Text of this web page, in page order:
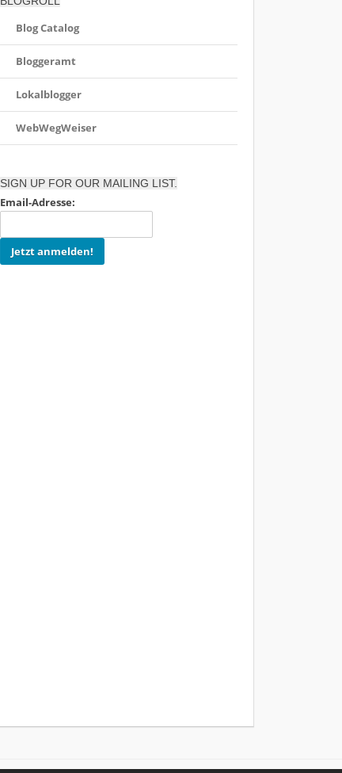
Blog Catalog
Bloggeramt
Lokalblogger
WebWegWeiser
SIGN UP FOR OUR MAILING LIST.
Email-Adresse: